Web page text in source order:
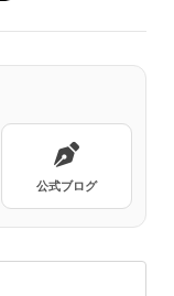
公式ブログ